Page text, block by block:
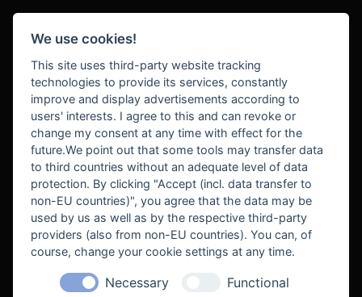
BEKANNT AUS
We use cookies!
This site uses third-party website tracking
technologies to provide its services, constantly
improve and display advertisements according to
users' interests. I agree to this and can revoke or
change my consent at any time with effect for the
future.We point out that some tools may transfer data
to third countries without an adequate level of data
protection. By clicking "Accept (incl. data transfer to
non-EU countries)", you agree that the data may be
used by us as well as by the respective third-party
providers (also from non-EU countries). You can, of
course, change your cookie settings at any time.
Necessary
Functional